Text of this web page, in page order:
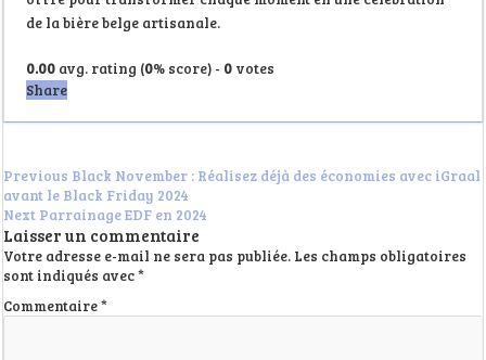
de la bière belge artisanale.
0.00 avg. rating (0% score) - 0 votes
Share
Previous Black November : Réalisez déjà des économies avec iGraal
avant le Black Friday 2024
Next Parrainage EDF en 2024
Laisser un commentaire
Votre adresse e-mail ne sera pas publiée. Les champs obligatoires
sont indiqués avec*
Commentaire*